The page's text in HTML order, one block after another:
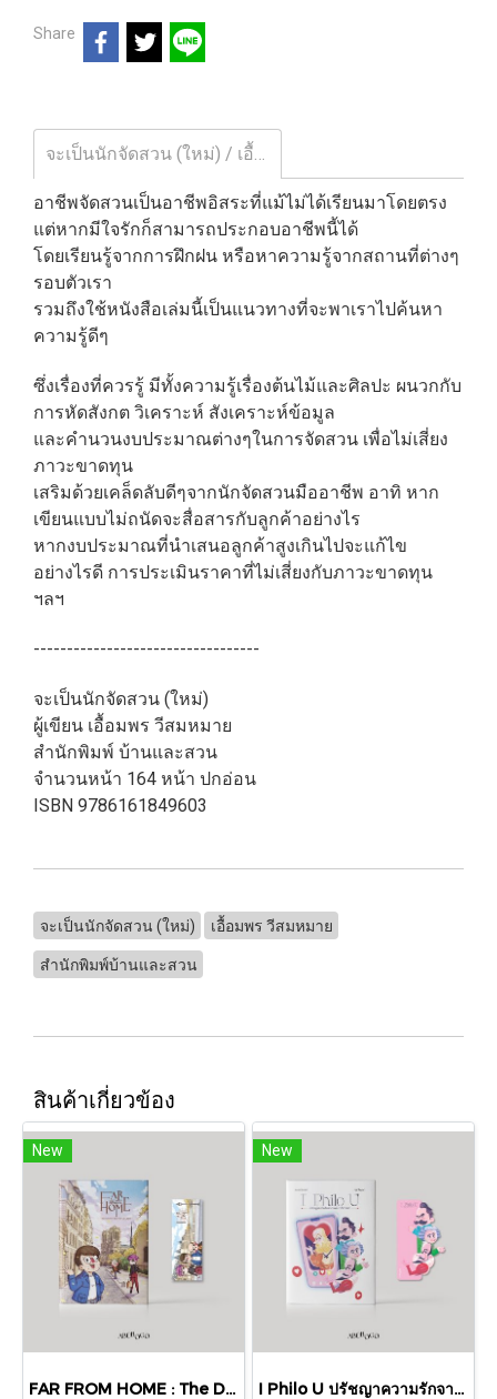
Share
อาชีพจัดสวนเป็นอาชีพอิสระที่แม้ไม่ได้เรียนมาโดยตรง
แต่หากมีใจรักก็สามารถประกอบอาชีพนี้ได้
โดยเรียนรู้จากการฝึกฝน หรือหาความรู้จากสถานที่ต่างๆ
รอบตัวเรา
รวมถึงใช้หนังสือเล่มนี้เป็นแนวทางที่จะพาเราไปค้นหา
ความรู้ดีๆ
ซึ่งเรื่องที่ควรรู้ มีทั้งความรู้เรื่องต้นไม้และศิลปะ ผนวกกับ
การหัดสังกต วิเคราะห์ สังเคราะห์ข้อมูล
และคำนวนงบประมาณต่างๆในการจัดสวน เพื่อไม่เสี่ยง
ภาวะขาดทุน
เสริมด้วยเคล็ดลับดีๆจากนักจัดสวนมืออาชีพ อาทิ หาก
เขียนแบบไม่ถนัดจะสื่อสารกับลูกค้าอย่างไร
หากงบประมาณที่นำเสนอลูกค้าสูงเกินไปจะแก้ไข
อย่างไรดี การประเมินราคาที่ไม่เสี่ยงกับภาวะขาดทุน
ฯลฯ
----------------------------------
จะเป็นนักจัดสวน (ใหม่)
ผู้เขียน เอื้อมพร วีสมหมาย
สำนักพิมพ์ บ้านและสวน
จำนวนหน้า 164 หน้า ปกอ่อน
ISBN 9786161849603
จะเป็นนักจัดสวน (ใหม่) เอื้อมพร วีสมหมาย
สำนักพิมพ์บ้านและสวน
สินค้าเกี่ยวข้อง
New
FAR FROM HOME : The Dawn of the Mortal Quest / ฟาโรส สตูดิโอ / ABUBOGO
New
I Philo U ปรัชญาความรักจากเพลโตถึงนิทเช / เจ๊ป้อง ชมะนันท์ จันทร์ศรี / ABUBOGO